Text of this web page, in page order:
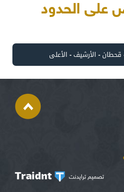
على الحدود
قحطان- الأرشيف- الأعلى